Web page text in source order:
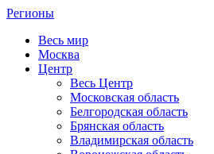
Регионы
Весь мир
Москва
Центр
Весь Центр
Московская область
Белгородская область
Брянская область
Владимирская область